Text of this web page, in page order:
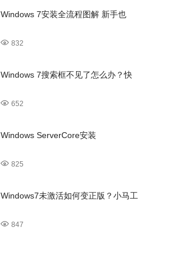
Windows 7安装全流程图解 新手也
832
Windows 7搜索框不见了怎么办？快
652
Windows ServerCore安装
825
Windows7未激活如何变正版？小马工
847